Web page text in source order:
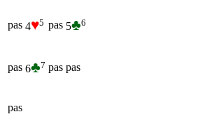
pas 4♥5 pas 5♣6
pas 6♣7 pas pas
pas